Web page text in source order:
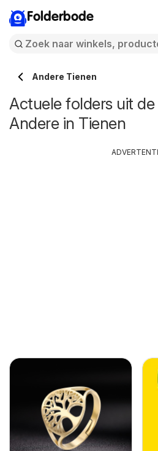
Folderbode
Andere Tienen
Actuele folders uit
Andere in Tienen